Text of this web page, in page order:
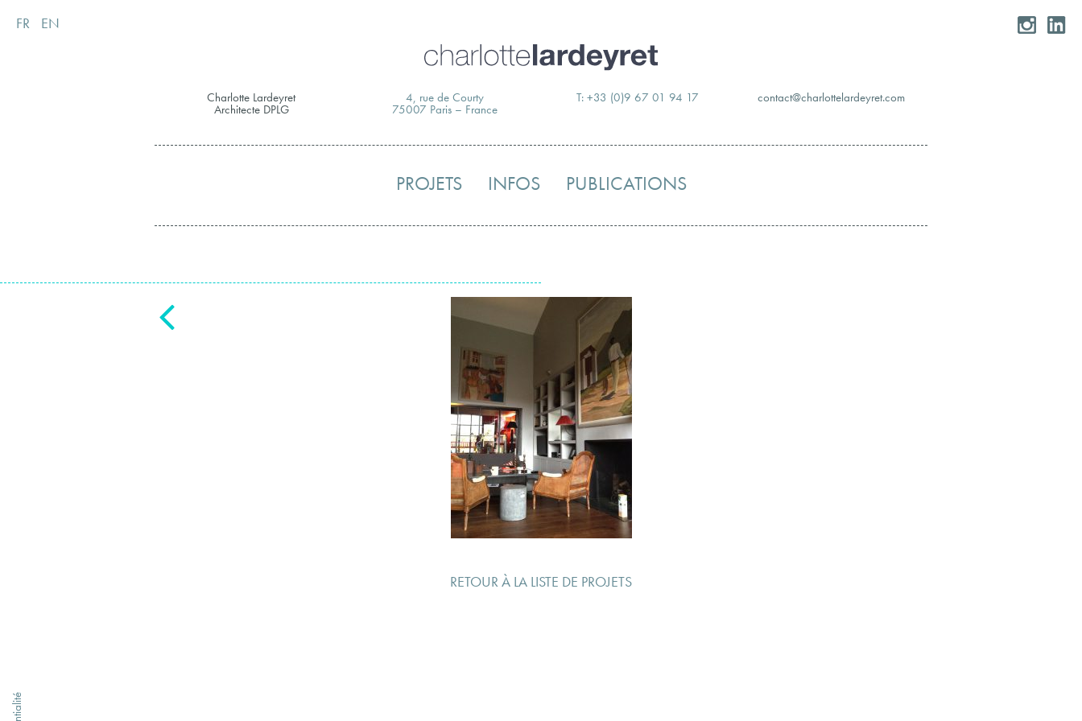
Skip
to
FR EN
Charlotte Lardeyret
Architecte DPLG
4, rue de Courty
75007 Paris – France
T: +33 (0)9 67 01 94 17 moc.teryedralettolrahc@tcatnoc
PROJETS INFOS PUBLICATIONS
RETOUR À LA LISTE DE PROJETS